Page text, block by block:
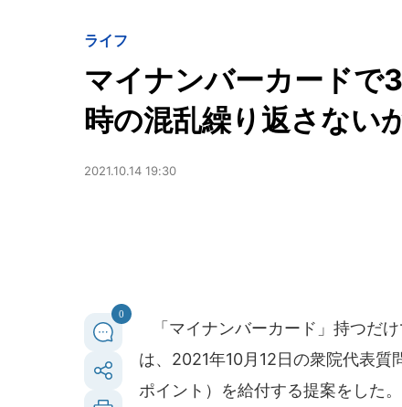
ライフ
マイナンバーカード
時の混乱繰り返さない
2021.10.14 19:30
0
「マイナンバーカード」持つだ
は、2021年10月12日の衆院代表
ポイント）を給付する提案をした。